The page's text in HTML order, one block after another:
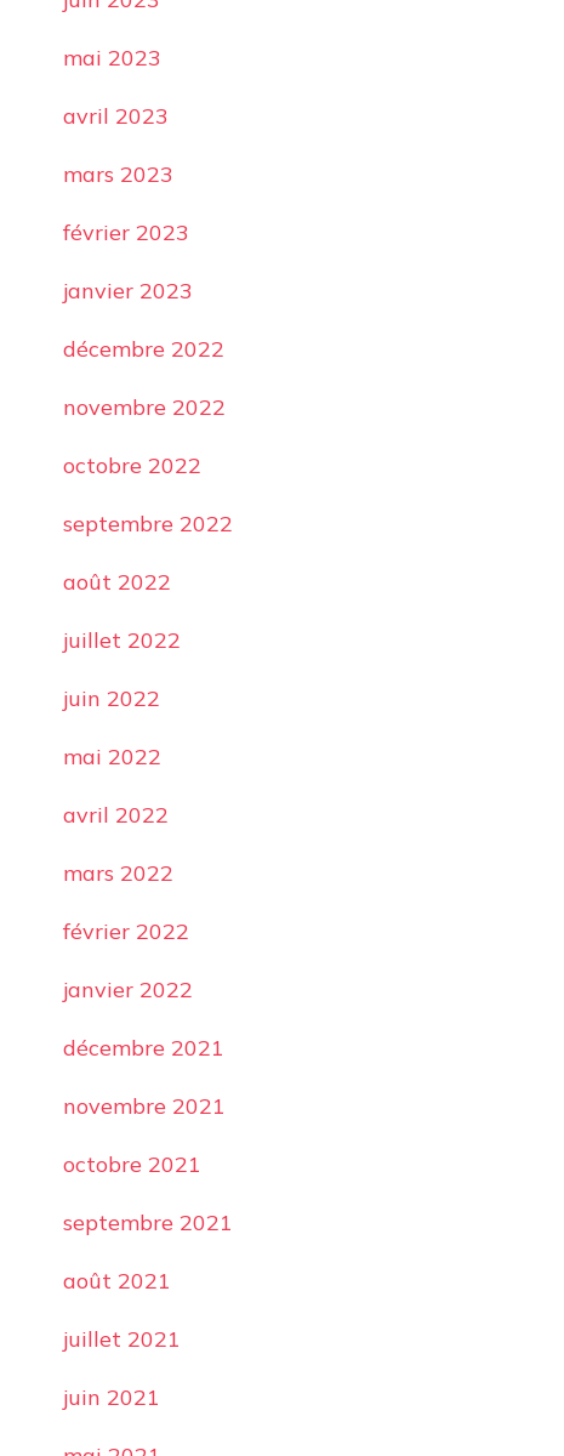
mai 2023
avril 2023
mars 2023
février 2023
janvier 2023
décembre 2022
novembre 2022
octobre 2022
septembre 2022
août 2022
juillet 2022
juin 2022
mai 2022
avril 2022
mars 2022
février 2022
janvier 2022
décembre 2021
novembre 2021
octobre 2021
septembre 2021
août 2021
juillet 2021
juin 2021